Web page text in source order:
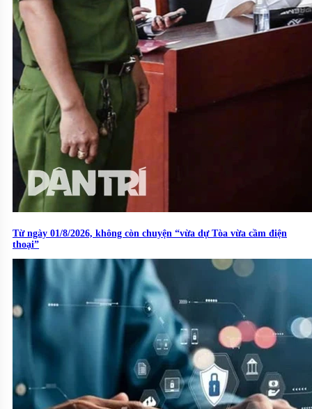
Từ ngày 01/8/2026, không còn chuyện “vừa dự Tòa vừa cầm điện
thoại”